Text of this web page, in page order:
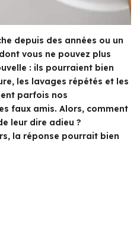
depuis des années ou un
vous ne pouvez plus
: ils pourraient bien
les lavages répétés et les
parfois nos
faux amis. Alors, comment
leur dire adieu ?
la réponse pourrait bien